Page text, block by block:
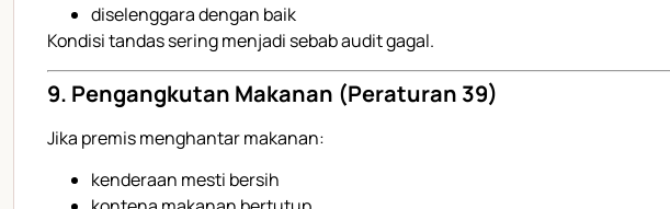
diselenggara dengan baik
Kondisi tandas sering menjadi sebab audit gagal.
9. Pengangkutan Makanan (Peraturan 39)
Jika premis menghantar makanan:
kenderaan mesti bersih